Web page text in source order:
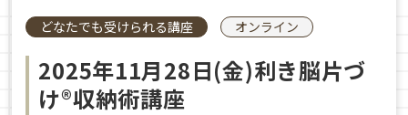
どなたでも受けられる講座 オンライン
2025年11月28日(金)利き脳片づ
け®収納術講座